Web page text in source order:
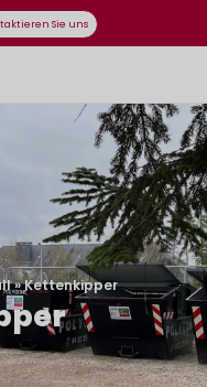
Sie uns
»Kettenkipper